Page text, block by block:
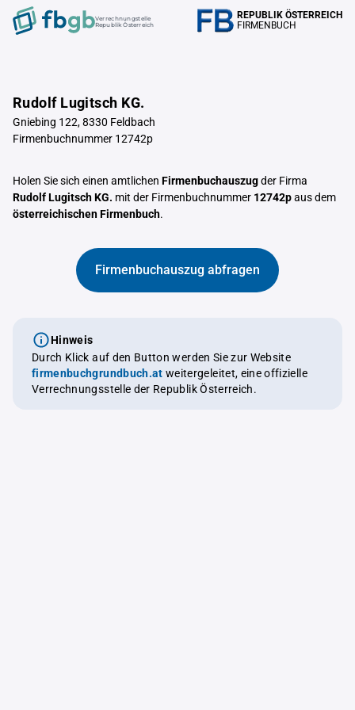
Verrechnungstelle
Republik Österreich
REPUBLIK ÖSTERREICH
FIRMENBUCH
Rudolf Lugitsch KG.
Gniebing 122, 8330 Feldbach
Firmenbuchnummer 12742p
Holen Sie sich einen amtlichen Firmenbuchauszugder Firma
Rudolf Lugitsch KG. mit der Firmenbuchnummer 12742paus dem
österreichischen Firmenbuch.
Firmenbuchauszug abfragen
Hinweis
Durch Klick auf den Button werden Sie zur Website
firmenbuchgrundbuch.at weitergeleitet, eine offizielle
Verrechnungsstelle der Republik Österreich.